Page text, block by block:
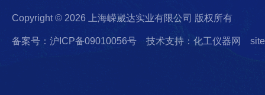
Copyright © 2026 上海嵘崴达实业有限公司 版权所有
备案号：沪ICP备09010056号 技术支持：化工仪器网